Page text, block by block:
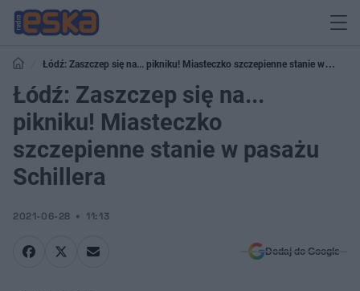
Łódź: Zaszczep się na... pikniku! Miasteczko szczepienne stanie w
pasażu Schillera
Łódź: Zaszczep się na...
pikniku! Miasteczko
szczepienne stanie w pasażu
Schillera
2021-06-28 11:13
Dodaj do Google